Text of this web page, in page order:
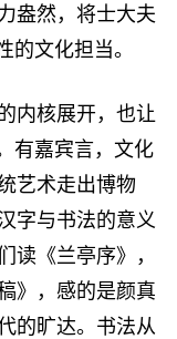
盎然，将士大夫
的文化担当。
内核展开，也让
有嘉宾言，文化
艺术走出博物
字与书法的意义
《兰亭序》，
》，感的是颜真
的旷达。书法从